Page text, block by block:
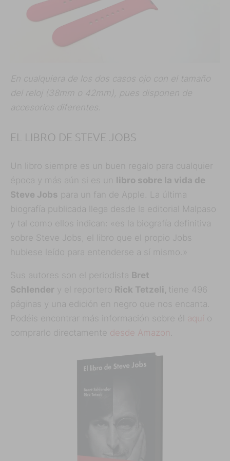
En cualquiera de los dos casos ojo con el tamaño
del reloj (38mm o 42mm), pues disponen de
accesorios diferentes.
EL LIBRO DE STEVE JOBS
Un libro siempre es un buen regalo para cualquier
época y más aún si es un libro sobre la vida de
Steve Jobs para un fan de Apple. La última
biografía publicada llega desde la editorial Malpaso
y tal como ellos indican: «es la biografía definitiva
sobre Steve Jobs, el libro que el propio Jobs
hubiese leído para entenderse a sí mismo.»
Sus autores son el periodista Bret
Schlender y el reportero Rick Tetzeli, tiene 496
páginas y una edición en negro que nos encanta.
Podéis encontrar más información sobre él aquí o
comprarlo directamente desde Amazon